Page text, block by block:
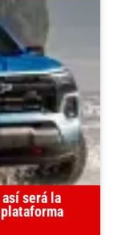
será la